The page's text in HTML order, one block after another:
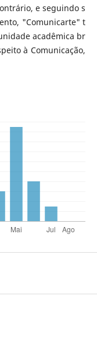
e seguindo s
"Comunicarte" t
acadêmica br
à Comunicação,